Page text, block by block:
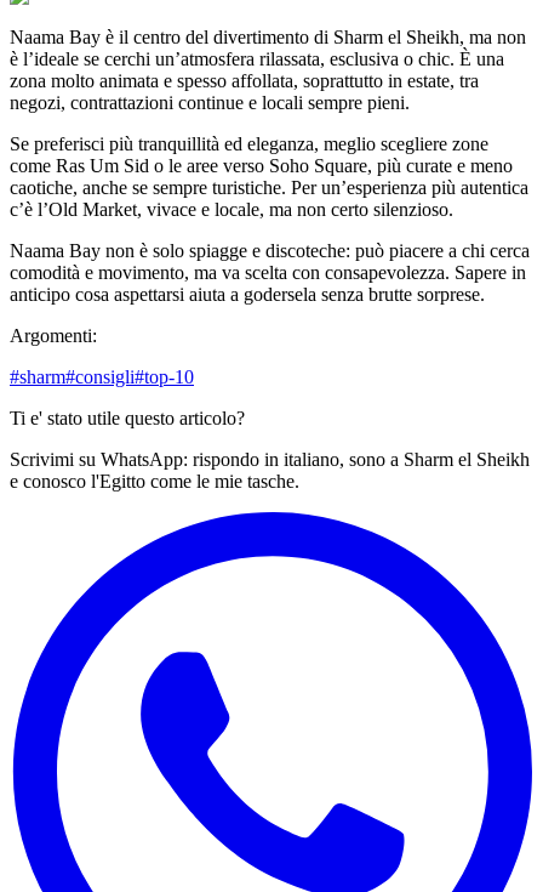
Naama Bay è il centro del divertimento di Sharm el Sheikh, ma non
è l’ideale se cerchi un’atmosfera rilassata, esclusiva o chic. È una
zona molto animata e spesso affollata, soprattutto in estate, tra
negozi, contrattazioni continue e locali sempre pieni.
Se preferisci più tranquillità ed eleganza, meglio scegliere zone
come Ras Um Sid o le aree verso Soho Square, più curate e meno
caotiche, anche se sempre turistiche. Per un’esperienza più autentica
c’è l’Old Market, vivace e locale, ma non certo silenzioso.
Naama Bay non è solo spiagge e discoteche: può piacere a chi cerca
comodità e movimento, ma va scelta con consapevolezza. Sapere in
anticipo cosa aspettarsi aiuta a godersela senza brutte sorprese.
Argomenti:
#sharm#consigli#top-10
Ti e' stato utile questo articolo?
Scrivimi su WhatsApp: rispondo in italiano, sono a Sharm el Sheikh
e conosco l'Egitto come le mie tasche.